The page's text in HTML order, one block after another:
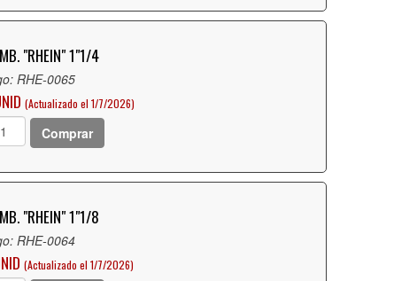
"RHEIN" 1"1/4
RHE-0065
(Actualizado el 1/7/2026)
Comprar
"RHEIN" 1"1/8
RHE-0064
(Actualizado el 1/7/2026)